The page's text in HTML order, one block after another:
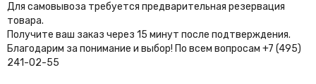
Для самовывоза требуется предварительная резервация
товара.
Получите ваш заказ через 15 минут после подтверждения.
Благодарим за понимание и выбор! По всем вопросам +7 (495)
241-02-55